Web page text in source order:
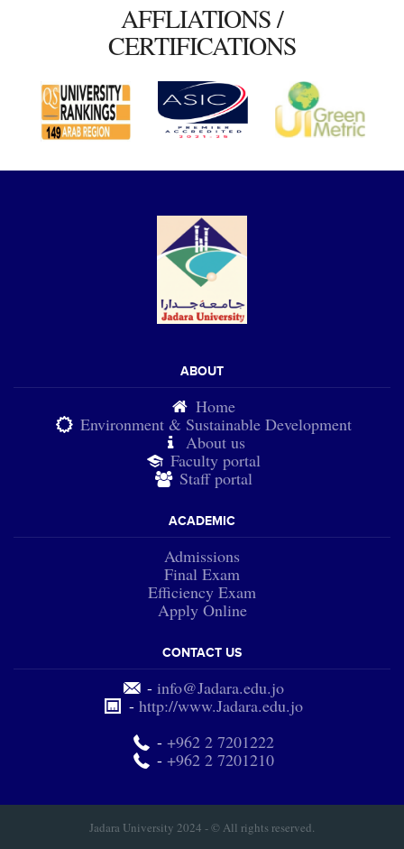
AFFLIATIONS /
CERTIFICATIONS
ABOUT
Home
Environment & Sustainable Development
About us
Faculty portal
Staff portal
ACADEMIC
Admissions
Final Exam
Efficiency Exam
Apply Online
CONTACT US
-info@Jadara.edu.jo
- http://www.Jadara.edu.jo
-+962 2 7201222
-+962 2 7201210
Jadara University 2024 - © All rights reserved.